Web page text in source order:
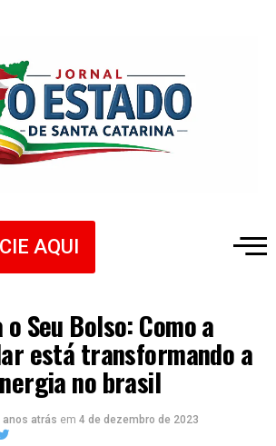
AQUI
Seu Bolso: Como a
está transformando a
no brasil
anos atrás em 4 de dezembro de 2023